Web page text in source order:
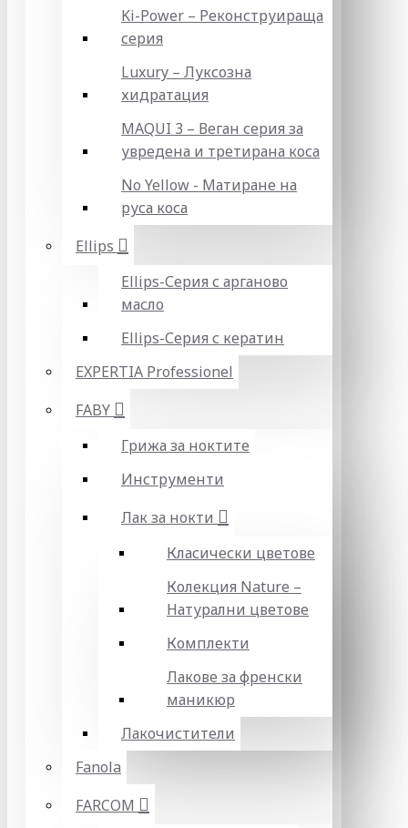
Ki-Power – Реконструираща
серия
Luxury – Луксозна
хидратация
MAQUI 3 – Веган серия за
увредена и третирана коса
No Yellow - Матиране на
руса коса
Ellips
Ellips-Серия с арганово
масло
Ellips-Серия с кератин
EXPERTIA Professionel
FABY
Грижа за ноктите
Инструменти
Лак за нокти
Класически цветове
Колекция Nature –
Натурални цветове
Комплекти
Лакове за френски
маникюр
Лакочистители
Fanola
FARCOM